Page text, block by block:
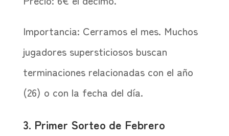
Importancia: Cerramos el mes. Muchos
jugadores supersticiosos buscan
terminaciones relacionadas con el año
(26) o con la fecha del día.
3. Primer Sorteo de Febrero